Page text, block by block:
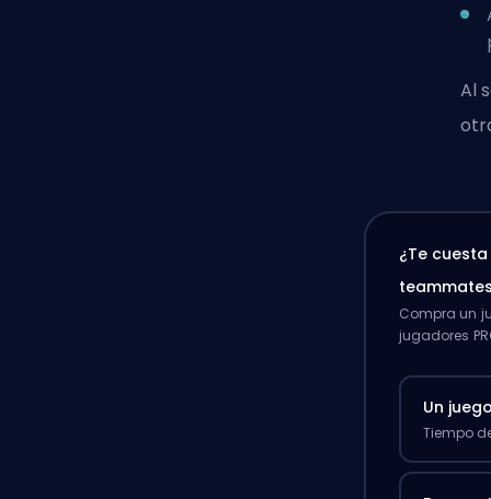
Al
¿Te
Compra un
jugadores
Un
Tiempo